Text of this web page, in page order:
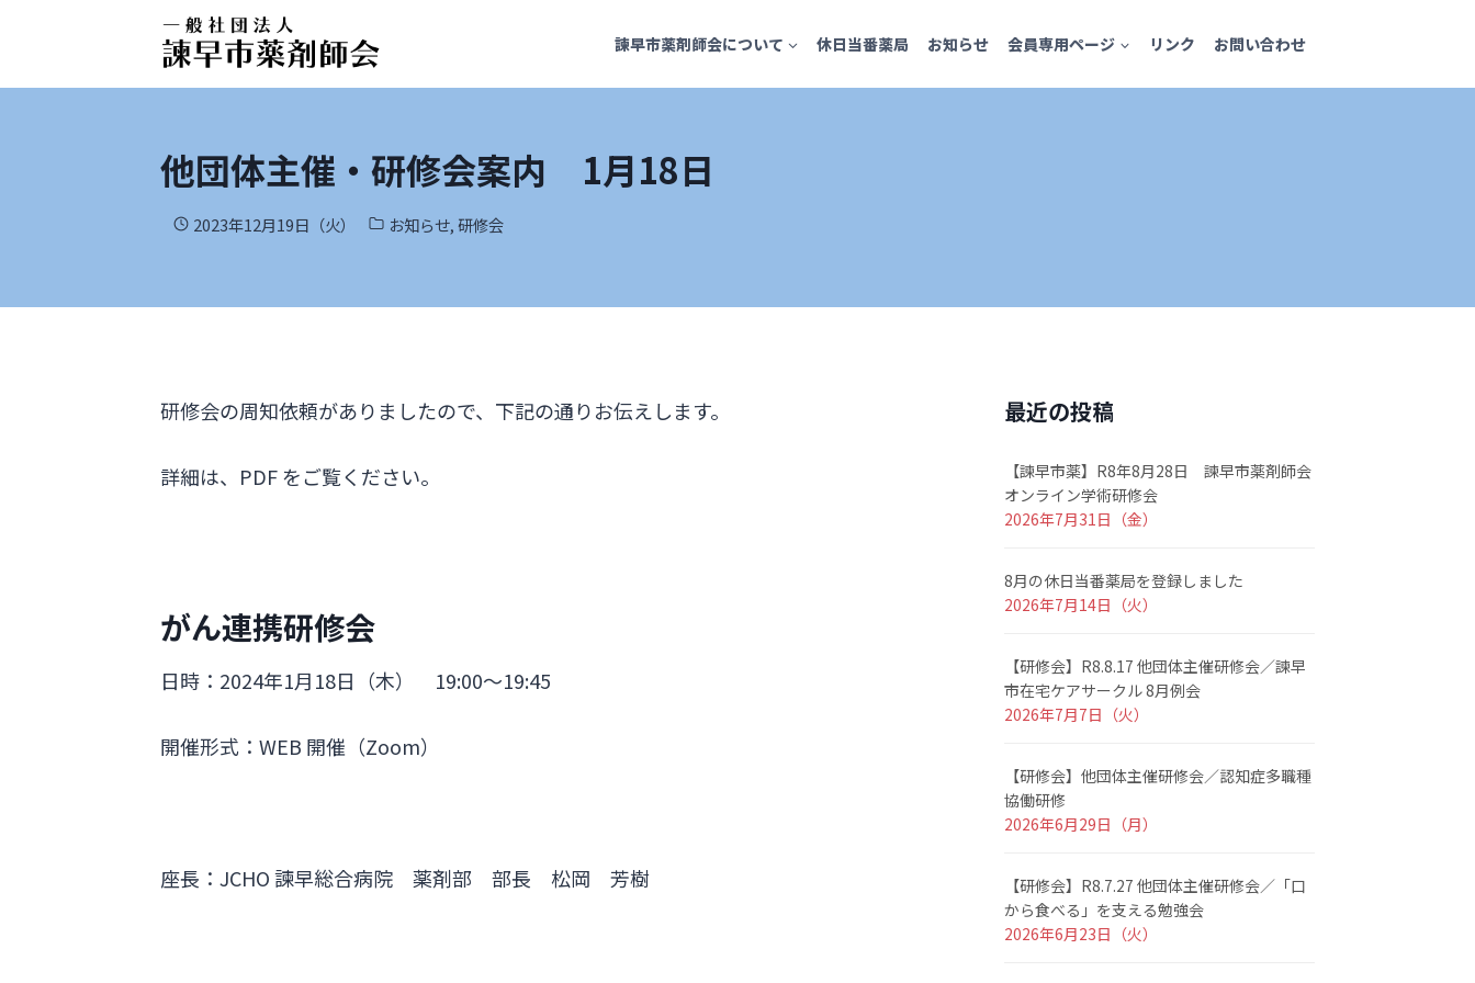
諫早市薬剤師会について 休日当番薬局 お知らせ 会員専用ページ リンク お問い合わせ
他団体主催・研修会案内 1月18日
2023年12月19日（火） お知らせ,研修会
研修会の周知依頼がありましたので、下記の通りお伝えします。
詳細は、PDF をご覧ください。
がん連携研修会
日時：2024年1月18日（木） 19:00〜19:45
開催形式：WEB 開催（Zoom）
座長：JCHO 諫早総合病院 薬剤部 部長 松岡 芳樹
最近の投稿
【諫早市薬】R8年8月28日 諫早市薬剤師会
オンライン学術研修会
2026年7月31日（金）
8月の休日当番薬局を登録しました
2026年7月14日（火）
【研修会】R8.8.17 他団体主催研修会／諫早
市在宅ケアサークル 8月例会
2026年7月7日（火）
【研修会】他団体主催研修会／認知症多職種
協働研修
2026年6月29日（月）
【研修会】R8.7.27 他団体主催研修会／「口
から食べる」を支える勉強会
2026年6月23日（火）